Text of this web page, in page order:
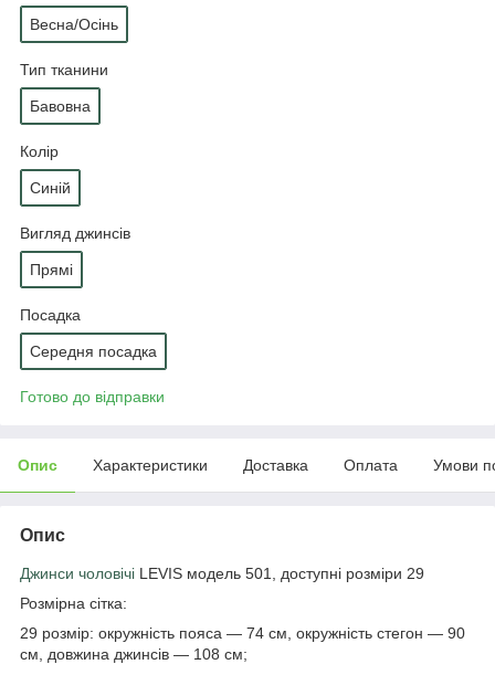
Весна/Осінь
Тип тканини
Бавовна
Колір
Синій
Вигляд джинсів
Прямі
Посадка
Середня посадка
Готово до відправки
Опис Характеристики Доставка Оплата Умови
Опис
Джинси чоловічі LEVIS модель 501, доступні розміри 29
Розмірна сітка:
29 розмір: окружність пояса — 74 см, окружність стегон — 90
см, довжина джинсів — 108 см;